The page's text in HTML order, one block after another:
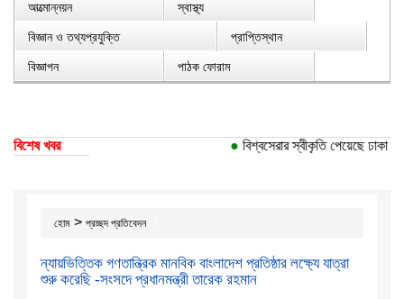
আত্মোন্নয়ন
স্বাস্থ্য
বিজ্ঞান ও তথ্যপ্রযুক্তি
প্রাপ্তিস্থান
বিজ্ঞাপন
পাঠক ফোরাম
বিশেষ খবর বিশ্বসেরার স্বীকৃতি পেয়েছে ঢাকা
হোম > প্রচ্ছদ প্রতিবেদন
ন্যায়ভিত্তিক গণতান্ত্রিক মানবিক বাংলাদেশ প্রতিষ্ঠার লক্ষ্যে যাত্রা
শুরু করেছি -সংসদে প্রধানমন্ত্রী তারেক রহমান